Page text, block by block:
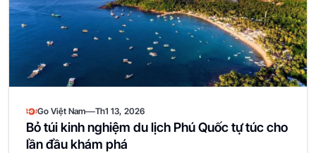
Go Việt Nam—Th1 13, 2026
Bỏ túi kinh nghiệm du lịch Phú Quốc tự túc cho
lần đầu khám phá